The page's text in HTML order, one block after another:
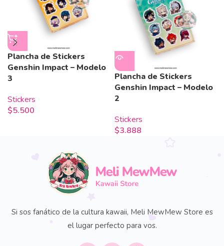
Plancha de Stickers
Genshin Impact – Modelo
3
Stickers
$5.500
Plancha de Stickers
Genshin Impact – Modelo
2
Stickers
$3.888
Si sos fanático de la cultura kawaii, Meli MewMew Store es
el lugar perfecto para vos.